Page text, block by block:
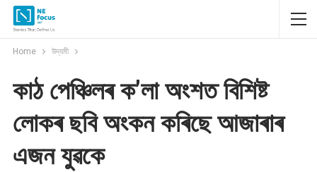
Home উদ্যমী
কাঠ পেঞ্চিলৰ ক’লা অংশত বিশিষ্ট
লোকৰ ছবি অংকন কৰিছে আজাৰাৰ
এজন যুৱকে